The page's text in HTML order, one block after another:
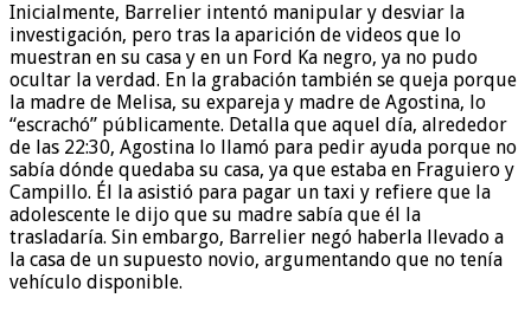
Inicialmente, Barrelier intentó manipular y desviar la
investigación, pero tras la aparición de videos que lo
muestran en su casa y en un Ford Ka negro, ya no pudo
ocultar la verdad. En la grabación también se queja porque
la madre de Melisa, su expareja y madre de Agostina, lo
“escrachó” públicamente. Detalla que aquel día, alrededor
de las 22:30, Agostina lo llamó para pedir ayuda porque no
sabía dónde quedaba su casa, ya que estaba en Fraguiero y
Campillo. Él la asistió para pagar un taxi y refiere que la
adolescente le dijo que su madre sabía que él la
trasladaría. Sin embargo, Barrelier negó haberla llevado a
la casa de un supuesto novio, argumentando que no tenía
vehículo disponible.